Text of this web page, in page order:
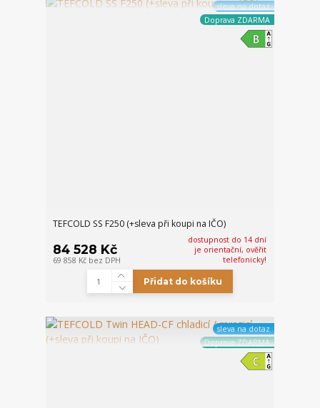
sleva na dotaz
Doprava ZDARMA
TEFCOLD SS F250 (+sleva při koupi na IČO)
84 528 Kč
69 858 Kč bez DPH
dostupnost do 14 dní
je orientační, ověřit
telefonicky!
Přidat do košíku
sleva na dotaz
Doprava ZDARMA